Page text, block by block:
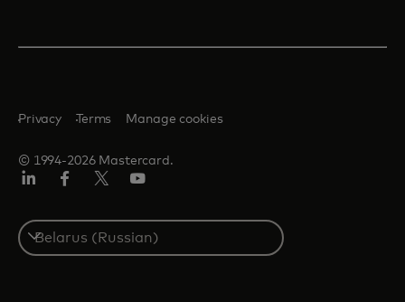
© 1994-2026 Mastercard.
Privacy Terms Manage cookies
Select
a
country
Twitter)